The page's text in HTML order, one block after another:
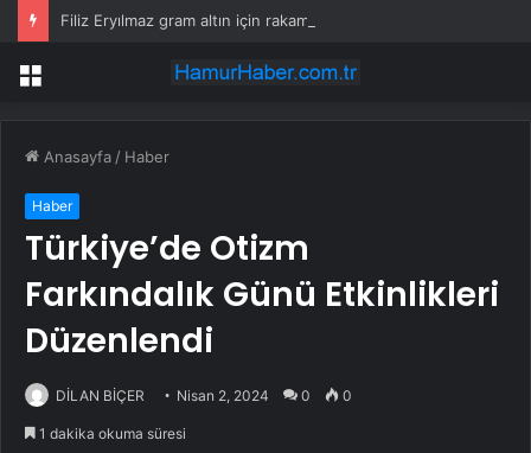
Menü
Anasayfa / Haber
Haber
Türkiye’de Otizm
Farkındalık Günü Etkinlikleri
Düzenlendi
DİLAN BİÇER Nisan 2, 2024 0 0
1 dakika okuma süresi